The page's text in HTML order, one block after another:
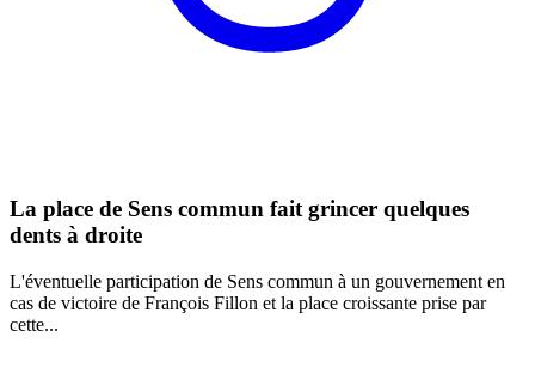
La place de Sens commun fait grincer quelques
dents à droite
L'éventuelle participation de Sens commun à un gouvernement en
cas de victoire de François Fillon et la place croissante prise par
cette...